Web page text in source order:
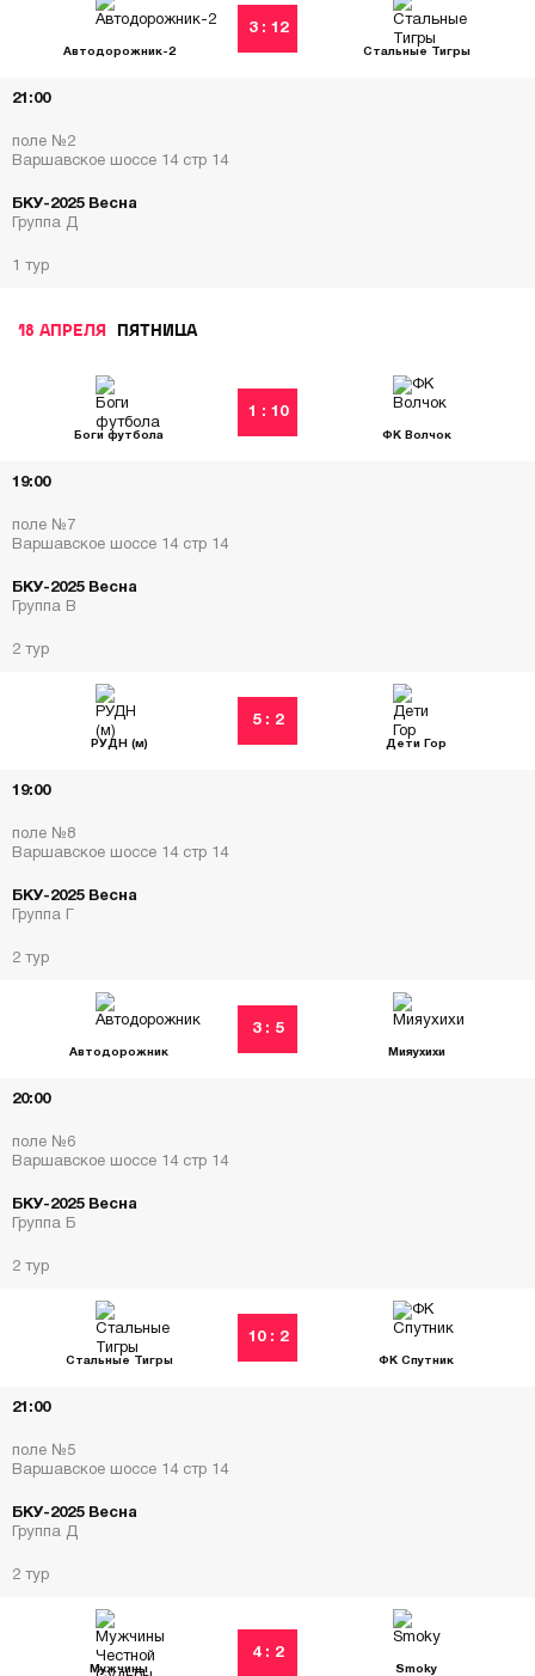
21:00
поле №2
Варшавское шоссе 14 стр 14
1 тур
Автодорожник-2
3 : 12
Стальные Тигры
БКУ-2025 Весна
Группа Д
18 АПРЕЛЯ ПЯТНИЦА
19:00
поле №7
Варшавское шоссе 14 стр 14
2 тур
Боги футбола
1 : 10
ФК Волчок
БКУ-2025 Весна
Группа В
19:00
поле №8
Варшавское шоссе 14 стр 14
2 тур
РУДН (м)
5 : 2
Дети Гор
БКУ-2025 Весна
Группа Г
20:00
поле №6
Варшавское шоссе 14 стр 14
2 тур
Автодорожник
3 : 5
Мияухихи
БКУ-2025 Весна
Группа Б
21:00
поле №5
Варшавское шоссе 14 стр 14
2 тур
Стальные Тигры
10 : 2
ФК Спутник
БКУ-2025 Весна
Группа Д
Мужчины
4 : 2
Smoky